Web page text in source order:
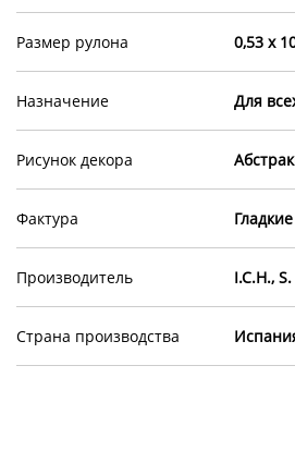
Размер рулона 0,53 х
Назначение Для
Рисунок декора
Фактура Гладкие
Производитель I.C.H.,
Страна производства